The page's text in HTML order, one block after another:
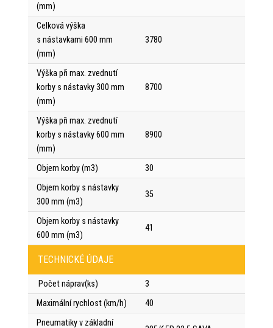
(mm)
Celková výška
s nástavkami 600 mm
(mm)
3780
Výška při max. zvednutí
korby s nástavky 300 mm
(mm)
8700
Výška při max. zvednutí
korby s nástavky 600 mm
(mm)
8900
Objem korby (m3)
30
Objem korby s nástavky
300 mm (m3)
35
Objem korby s nástavky
600 mm (m3)
41
TECHNICKÉ ÚDAJE
Počet náprav(ks)
3
Maximální rychlost (km/h)
40
Pneumatiky v základní